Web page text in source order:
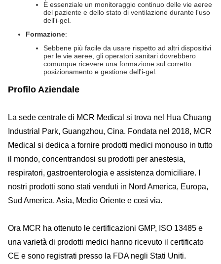
È essenziale un monitoraggio continuo delle vie aeree
del paziente e dello stato di ventilazione durante l'uso
dell'i-gel.
Formazione:
Sebbene più facile da usare rispetto ad altri dispositivi
per le vie aeree, gli operatori sanitari dovrebbero
comunque ricevere una formazione sul corretto
posizionamento e gestione dell'i-gel.
Profilo Aziendale
La sede centrale di MCR Medical si trova nel Hua Chuang
Industrial Park, Guangzhou, Cina. Fondata nel 2018, MCR
Medical si dedica a fornire prodotti medici monouso in tutto
il mondo, concentrandosi su prodotti per anestesia,
respiratori, gastroenterologia e assistenza domiciliare. I
nostri prodotti sono stati venduti in Nord America, Europa,
Sud America, Asia, Medio Oriente e così via.
Ora MCR ha ottenuto le certificazioni GMP, ISO 13485 e
una varietà di prodotti medici hanno ricevuto il certificato
CE e sono registrati presso la FDA negli Stati Uniti.